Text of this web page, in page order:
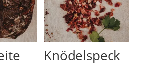
Knödelspeck